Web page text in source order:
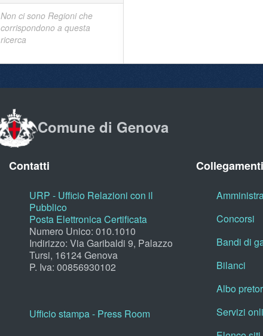
Non ci sono Regioni che
corrispondono a questa
ricerca
Comune di Genova
Contatti
URP - Ufficio Relazioni con il
Pubblico
Posta Elettronica Certificata
Numero Unico: 010.1010
Indirizzo: Via Garibaldi 9, Palazzo
Tursi, 16124 Genova
P. Iva: 00856930102
Ufficio stampa - Press Room
Concorsi
Bandi di
Bilanci
Albo
Servizi